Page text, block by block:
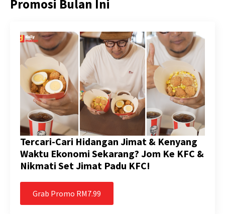
Promosi Bulan Ini
Tercari-Cari Hidangan Jimat & Kenyang
Waktu Ekonomi Sekarang? Jom Ke KFC &
Nikmati Set Jimat Padu KFC!
Grab Promo RM7.99